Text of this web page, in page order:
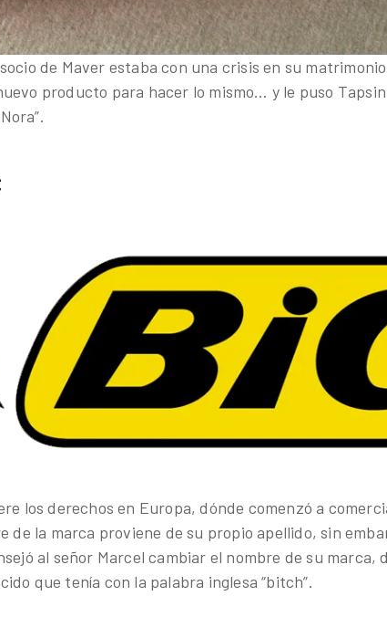
de Maver estaba con una crisis en su
producto para hacer lo mismo… y le puso
los derechos en Europa, dónde comenzó a
de la marca proviene de su propio apellido, sin
al señor Marcel cambiar el nombre de su marca,
que tenía con la palabra inglesa “bitch”.